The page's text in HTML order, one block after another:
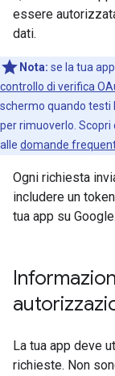
essere
dati.
Nota: se la tua
controllo di verifica
schermo quando testi
per rimuoverlo. Scopri
alle domande
Ogni richiesta
includere un
tua app su Google.
La tua app deve
richieste. Non